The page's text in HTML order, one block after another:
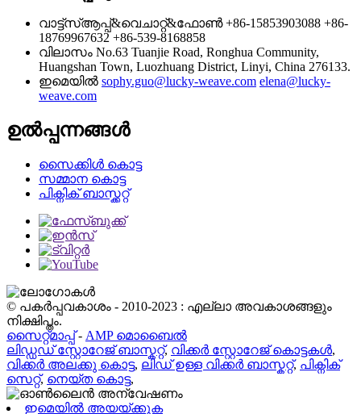
വാട്ട്‌സ്ആപ്പ്&വെചാറ്റ്&ഫോൺ +86-15853903088 +86-
18769967632 +86-539-8168858
വിലാസം No.63 Tuanjie Road, Ronghua Community,
Huangshan Town, Luozhuang District, Linyi, China 276133.
ഇമെയിൽ sophy.guo@lucky-weave.com elena@lucky-
weave.com
ഉൽപ്പന്നങ്ങൾ
സൈക്കിൾ കൊട്ട
സമ്മാന കൊട്ട
പിക്നിക് ബാസ്ക്കറ്റ്
© പകർപ്പവകാശം - 2010-2023 : എല്ലാ അവകാശങ്ങളും
നിക്ഷിപ്തം.
സൈറ്റ്മാപ്പ്- AMP മൊബൈൽ
ലിഡ്ഡഡ് സ്റ്റോറേജ് ബാസ്കറ്റ്, വിക്കർ സ്റ്റോറേജ് കൊട്ടകൾ,
വിക്കർ അലക്കു കൊട്ട, ലിഡ് ഉള്ള വിക്കർ ബാസ്കറ്റ്, പിക്നിക്
സെറ്റ്, നെയ്ത കൊട്ട,
ഇമെയിൽ അയയ്ക്കുക